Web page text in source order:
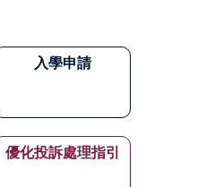
入學申請
優化投訴處理指引